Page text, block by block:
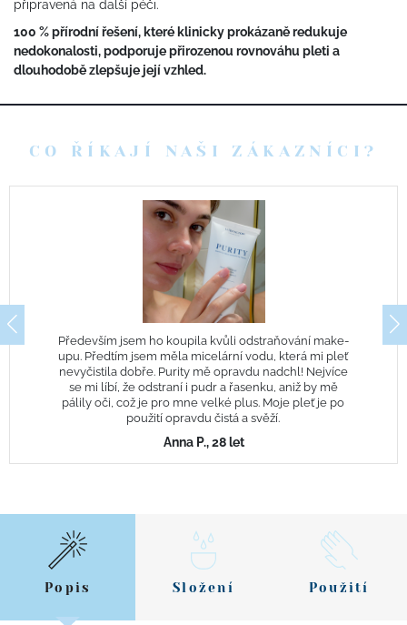
připravená na další péči.
100 % přírodní řešení, které klinicky prokázaně redukuje
nedokonalosti, podporuje přirozenou rovnováhu pleti a
dlouhodobě zlepšuje její vzhled.
CO ŘÍKAJÍ NAŠI ZÁKAZNÍCI?
Především jsem ho koupila kvůli odstraňování make-
upu. Předtím jsem měla micelární vodu, která mi pleť
nevyčistila dobře. Purity mě opravdu nadchl! Nejvíce
se mi líbí, že odstraní i pudr a řasenku, aniž by mě
pálily oči, což je pro mne velké plus. Moje pleť je po
použití opravdu čistá a svěží.
Anna P., 28 let
Popis Složení Použití